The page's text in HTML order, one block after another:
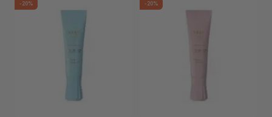
-20% -20%